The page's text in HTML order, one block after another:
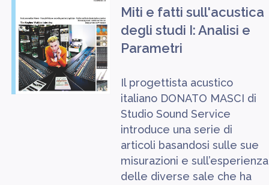
Miti e fatti sull'acustica
degli studi I: Analisi e
Parametri
Il progettista acustico
italiano DONATO MASCI di
Studio Sound Service
introduce una serie di
articoli basandosi sulle sue
misurazioni e sull’esperienza
delle diverse sale che ha